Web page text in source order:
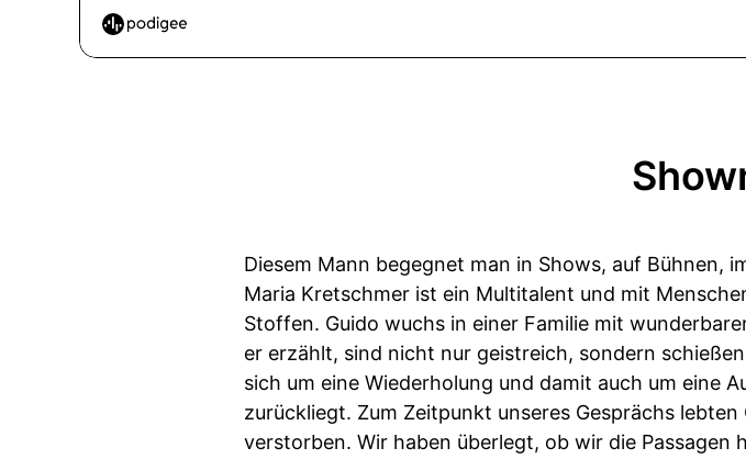
Diesem Mann begegnet man in Shows, auf Bühnen,
Maria Kretschmer ist ein Multitalent und mit
Stoffen. Guido wuchs in einer Familie mit
er erzählt, sind nicht nur geistreich, sondern
sich um eine Wiederholung und damit auch um eine
zurückliegt. Zum Zeitpunkt unseres Gesprächs
verstorben. Wir haben überlegt, ob wir die